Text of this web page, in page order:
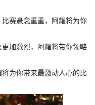
赛悬念重重，阿耀将为你
加激烈，阿耀将带你领略
为你带来最激动人心的比